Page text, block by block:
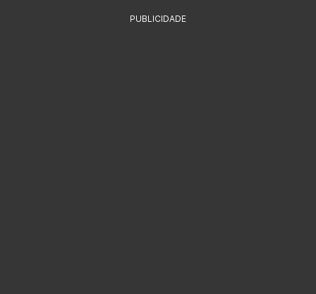
PUBLICIDADE